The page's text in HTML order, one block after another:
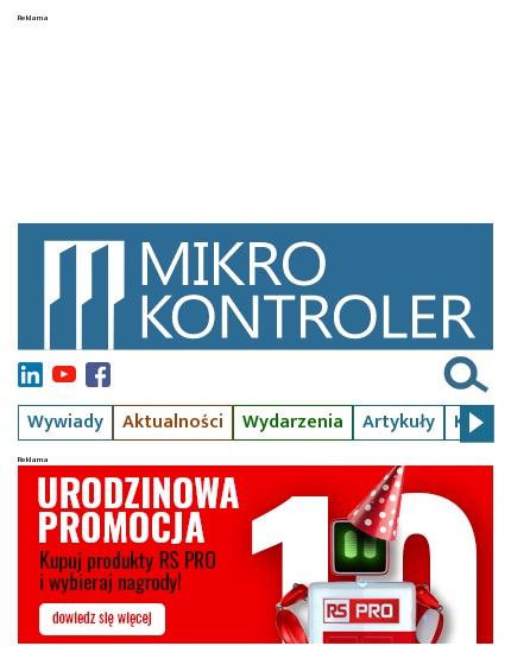
Wywiady Aktualności Wydarzenia Artykuły Kursy